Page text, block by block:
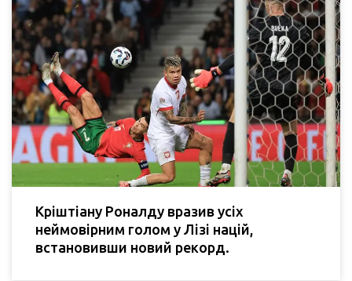
Кріштіану Роналду вразив усіх
неймовірним голом у Лізі націй,
встановивши новий рекорд.